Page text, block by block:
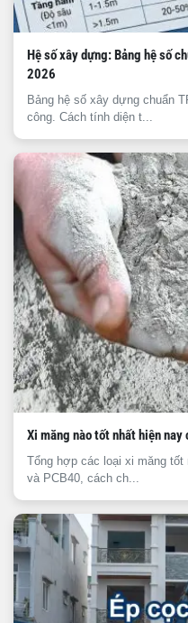
Hệ số xây dựng: Bảng hệ số
2026
Bảng hệ số xây dựng chuẩn
công. Cách tính diện t...
Xi măng nào tốt nhất hiện nay
Tổng hợp các loại xi măng tốt
và PCB40, cách ch...